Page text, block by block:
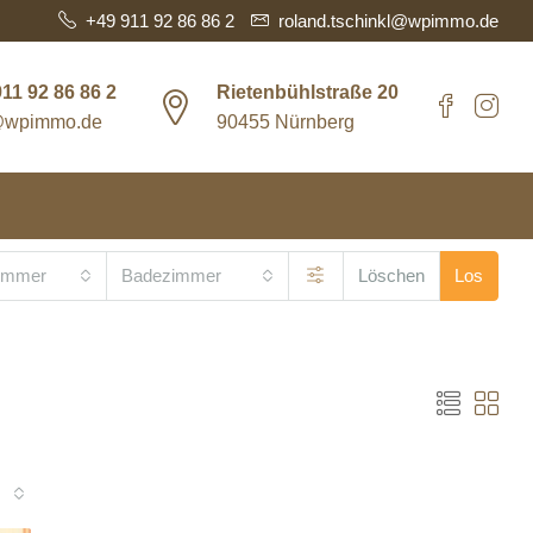
+49 911 92 86 86 2 roland.tschinkl@wpimmo.de
92 86 86 2
Rietenbühlstraße 20
90455 Nürnberg
Badezimmer Löschen Los